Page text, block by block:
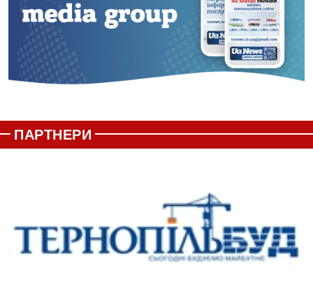
ПАРТНЕРИ